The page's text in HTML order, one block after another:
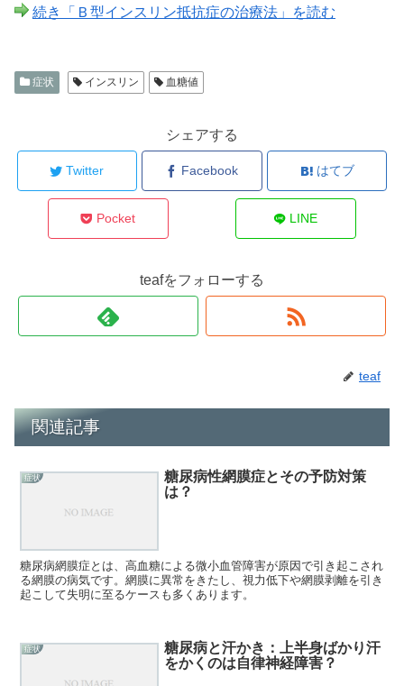
続き「Ｂ型インスリン抵抗症の治療法」を読む
症状 インスリン 血糖値
シェアする
Twitter Facebook はてブ
Pocket LINE
teafをフォローする
teaf
関連記事
症状
糖尿病性網膜症とその予防対策
は？
糖尿病網膜症とは、高血糖による微小血管障害が原因で引き起こされ
る網膜の病気です。網膜に異常をきたし、視力低下や網膜剥離を引き
起こして失明に至るケースも多くあります。
症状
糖尿病と汗かき：上半身ばかり汗
をかくのは自律神経障害？